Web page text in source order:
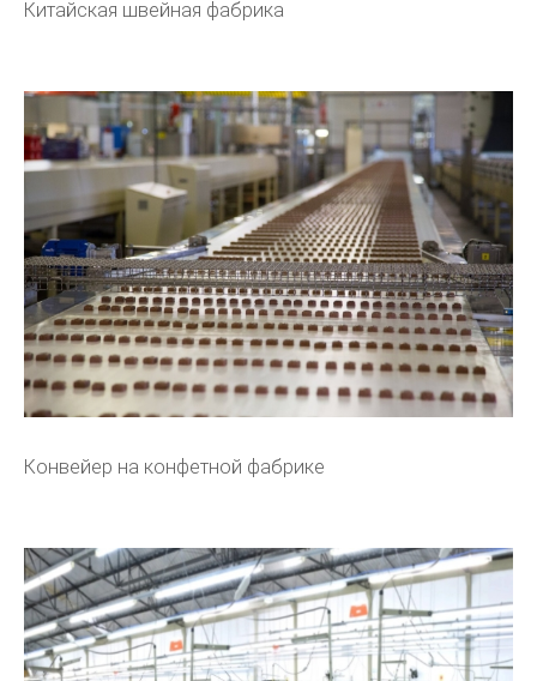
Китайская швейная фабрика
Конвейер на конфетной фабрике